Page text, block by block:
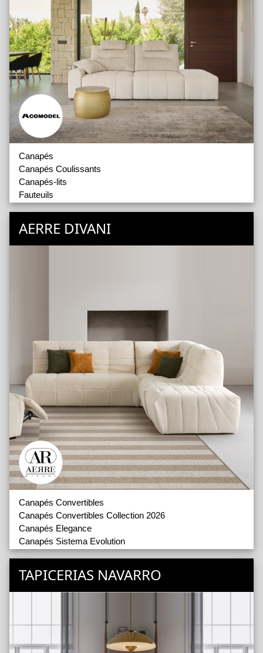
Canapés
Canapés Coulissants
Canapés-lits
Fauteuils
Compléments
AERRE DIVANI
Canapés Convertibles
Canapés Convertibles Collection 2026
Canapés Elegance
Canapés Sistema Evolution
Fauteuils
Coussins et Poufs
TAPICERIAS NAVARRO